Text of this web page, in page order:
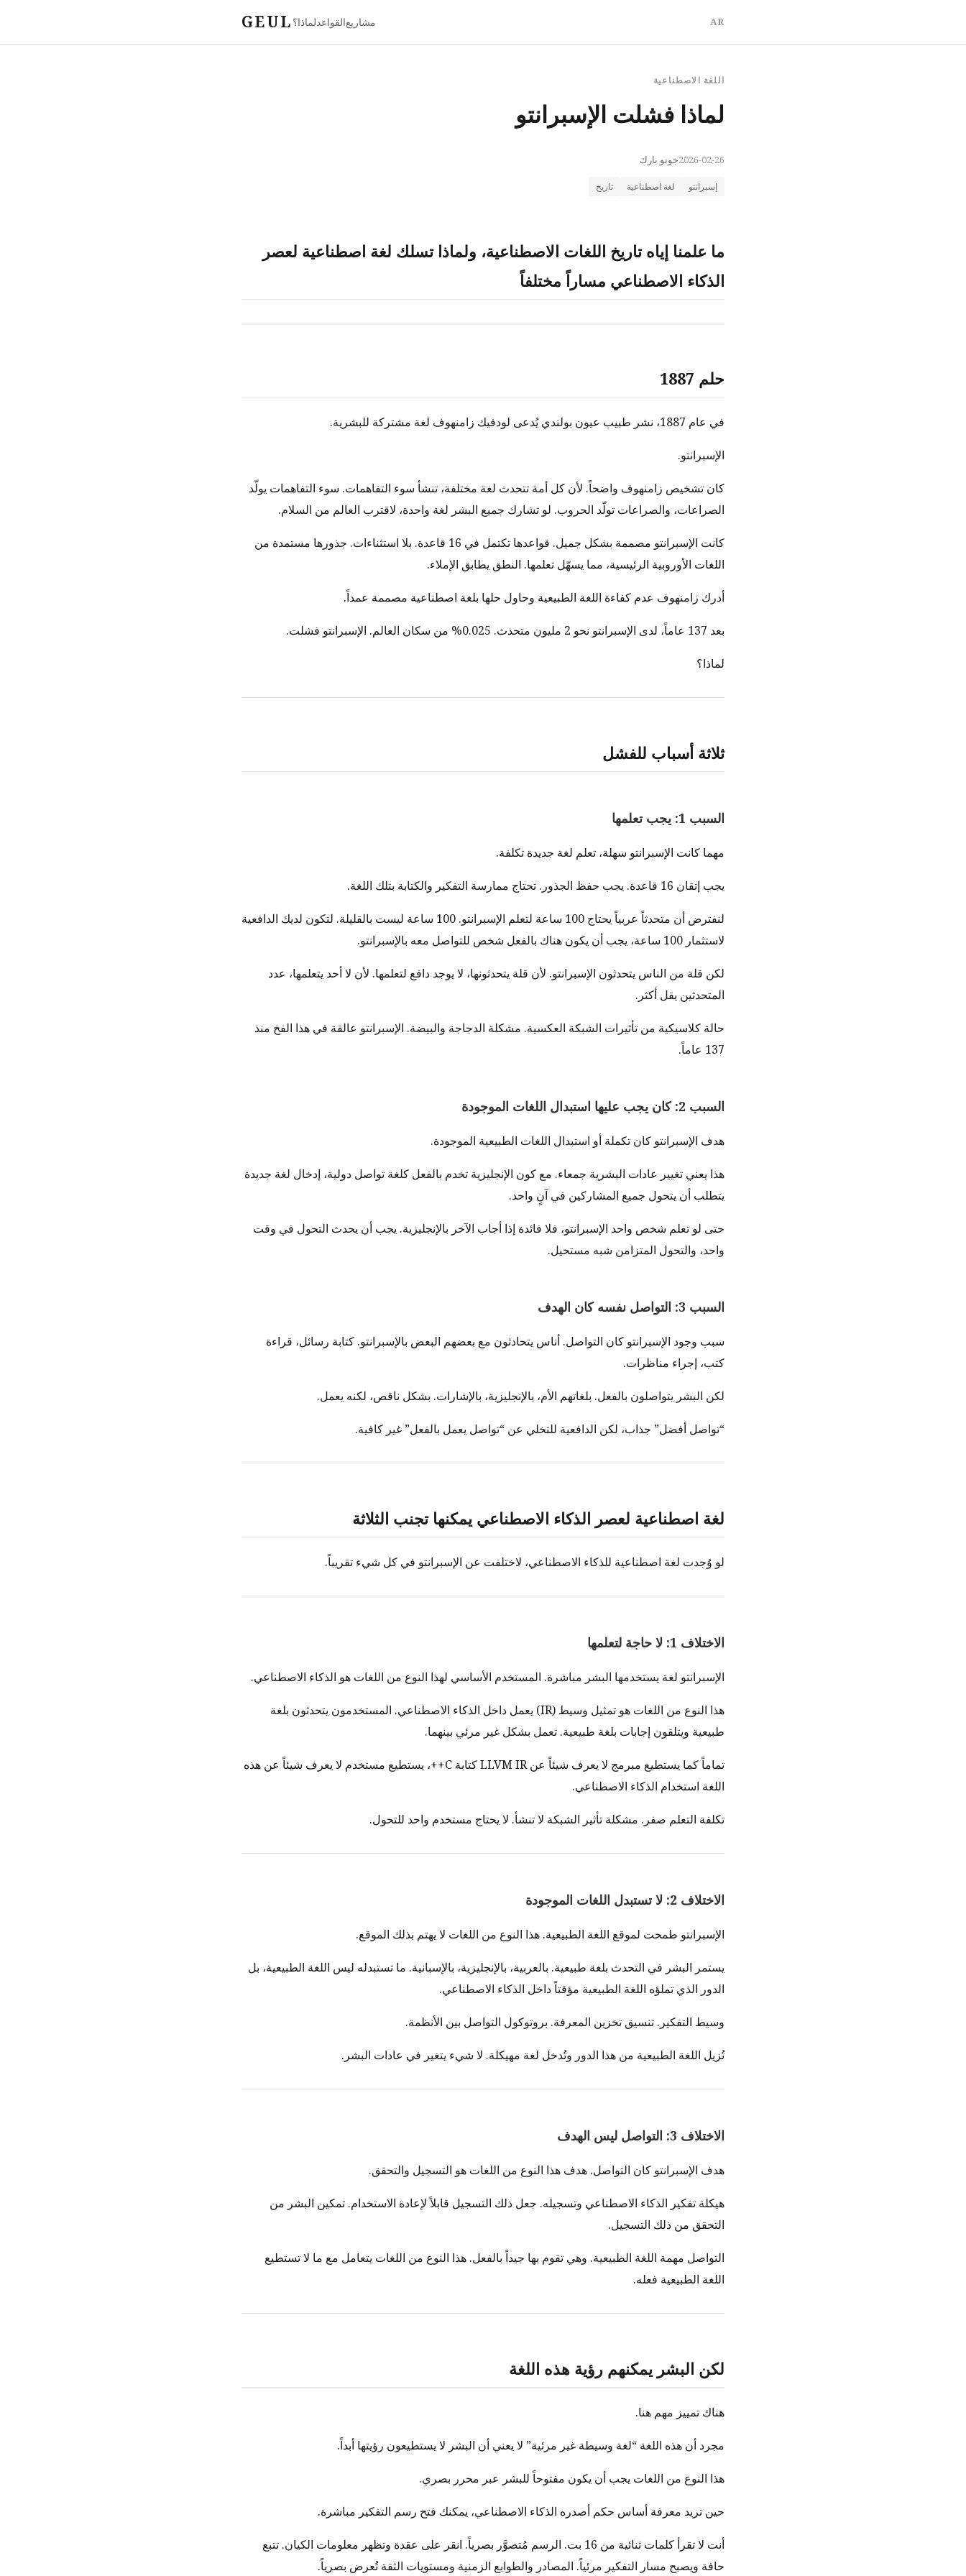
GEUL لماذا؟القواعدمشاريع AR
اللغة الاصطناعية
لماذا فشلت الإسبرانتو
2026-02-26جونو بارك
إسبرانتو لغة اصطناعية تاريخ
ما علمنا إياه تاريخ اللغات الاصطناعية، ولماذا تسلك لغة اصطناعية لعصر
الذكاء الاصطناعي مساراً مختلفاً
حلم 1887
في عام 1887، نشر طبيب عيون بولندي يُدعى لودفيك زامنهوف لغة مشتركة للبشرية.
الإسبرانتو.
كان تشخيص زامنهوف واضحاً. لأن كل أمة تتحدث لغة مختلفة، تنشأ سوء التفاهمات. سوء التفاهمات يولّد
الصراعات، والصراعات تولّد الحروب. لو تشارك جميع البشر لغة واحدة، لاقترب العالم من السلام.
كانت الإسبرانتو مصممة بشكل جميل. قواعدها تكتمل في 16 قاعدة. بلا استثناءات. جذورها مستمدة من
اللغات الأوروبية الرئيسية، مما يسهّل تعلمها. النطق يطابق الإملاء.
أدرك زامنهوف عدم كفاءة اللغة الطبيعية وحاول حلها بلغة اصطناعية مصممة عمداً.
بعد 137 عاماً، لدى الإسبرانتو نحو 2 مليون متحدث. 0.025% من سكان العالم. الإسبرانتو فشلت.
لماذا؟
ثلاثة أسباب للفشل
السبب 1: يجب تعلمها
مهما كانت الإسبرانتو سهلة، تعلم لغة جديدة تكلفة.
يجب إتقان 16 قاعدة. يجب حفظ الجذور. تحتاج ممارسة التفكير والكتابة بتلك اللغة.
لنفترض أن متحدثاً عربياً يحتاج 100 ساعة لتعلم الإسبرانتو. 100 ساعة ليست بالقليلة. لتكون لديك الدافعية
لاستثمار 100 ساعة، يجب أن يكون هناك بالفعل شخص للتواصل معه بالإسبرانتو.
لكن قلة من الناس يتحدثون الإسبرانتو. لأن قلة يتحدثونها، لا يوجد دافع لتعلمها. لأن لا أحد يتعلمها، عدد
المتحدثين يقل أكثر.
حالة كلاسيكية من تأثيرات الشبكة العكسية. مشكلة الدجاجة والبيضة. الإسبرانتو عالقة في هذا الفخ منذ
137 عاماً.
السبب 2: كان يجب عليها استبدال اللغات الموجودة
هدف الإسبرانتو كان تكملة أو استبدال اللغات الطبيعية الموجودة.
هذا يعني تغيير عادات البشرية جمعاء. مع كون الإنجليزية تخدم بالفعل كلغة تواصل دولية، إدخال لغة جديدة
يتطلب أن يتحول جميع المشاركين في آنٍ واحد.
حتى لو تعلم شخص واحد الإسبرانتو، فلا فائدة إذا أجاب الآخر بالإنجليزية. يجب أن يحدث التحول في وقت
واحد، والتحول المتزامن شبه مستحيل.
السبب 3: التواصل نفسه كان الهدف
سبب وجود الإسبرانتو كان التواصل. أناس يتحادثون مع بعضهم البعض بالإسبرانتو. كتابة رسائل، قراءة
كتب، إجراء مناظرات.
لكن البشر يتواصلون بالفعل. بلغاتهم الأم، بالإنجليزية، بالإشارات. بشكل ناقص، لكنه يعمل.
“تواصل أفضل” جذاب، لكن الدافعية للتخلي عن “تواصل يعمل بالفعل” غير كافية.
لغة اصطناعية لعصر الذكاء الاصطناعي يمكنها تجنب الثلاثة
لو وُجدت لغة اصطناعية للذكاء الاصطناعي، لاختلفت عن الإسبرانتو في كل شيء تقريباً.
الاختلاف 1: لا حاجة لتعلمها
الإسبرانتو لغة يستخدمها البشر مباشرة. المستخدم الأساسي لهذا النوع من اللغات هو الذكاء الاصطناعي.
هذا النوع من اللغات هو تمثيل وسيط (IR) يعمل داخل الذكاء الاصطناعي. المستخدمون يتحدثون بلغة
طبيعية ويتلقون إجابات بلغة طبيعية. تعمل بشكل غير مرئي بينهما.
تماماً كما يستطيع مبرمج لا يعرف شيئاً عن LLVM IR كتابة C++، يستطيع مستخدم لا يعرف شيئاً عن هذه
اللغة استخدام الذكاء الاصطناعي.
تكلفة التعلم صفر. مشكلة تأثير الشبكة لا تنشأ. لا يحتاج مستخدم واحد للتحول.
الاختلاف 2: لا تستبدل اللغات الموجودة
الإسبرانتو طمحت لموقع اللغة الطبيعية. هذا النوع من اللغات لا يهتم بذلك الموقع.
يستمر البشر في التحدث بلغة طبيعية. بالعربية، بالإنجليزية، بالإسبانية. ما تستبدله ليس اللغة الطبيعية، بل
الدور الذي تملؤه اللغة الطبيعية مؤقتاً داخل الذكاء الاصطناعي.
وسيط التفكير. تنسيق تخزين المعرفة. بروتوكول التواصل بين الأنظمة.
تُزيل اللغة الطبيعية من هذا الدور وتُدخل لغة مهيكلة. لا شيء يتغير في عادات البشر.
الاختلاف 3: التواصل ليس الهدف
هدف الإسبرانتو كان التواصل. هدف هذا النوع من اللغات هو التسجيل والتحقق.
هيكلة تفكير الذكاء الاصطناعي وتسجيله. جعل ذلك التسجيل قابلاً لإعادة الاستخدام. تمكين البشر من
التحقق من ذلك التسجيل.
التواصل مهمة اللغة الطبيعية. وهي تقوم بها جيداً بالفعل. هذا النوع من اللغات يتعامل مع ما لا تستطيع
اللغة الطبيعية فعله.
لكن البشر يمكنهم رؤية هذه اللغة
هناك تمييز مهم هنا.
مجرد أن هذه اللغة “لغة وسيطة غير مرئية” لا يعني أن البشر لا يستطيعون رؤيتها أبداً.
هذا النوع من اللغات يجب أن يكون مفتوحاً للبشر عبر محرر بصري.
حين تريد معرفة أساس حكم أصدره الذكاء الاصطناعي، يمكنك فتح رسم التفكير مباشرة.
أنت لا تقرأ كلمات ثنائية من 16 بت. الرسم مُتصوَّر بصرياً. انقر على عقدة وتظهر معلومات الكيان. تتبع
حافة ويصبح مسار التفكير مرئياً. المصادر والطوابع الزمنية ومستويات الثقة تُعرض بصرياً.